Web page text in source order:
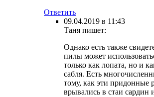
Ответить
09.04.2019 в 11:43
Таня пишет:
Однако есть также
пилы может
только как лопата, но и
сабля. Есть
тому, как эти придонные
врывались в стаи сардин